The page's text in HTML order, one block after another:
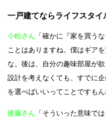
一戸建てならライフスタイ
小松さん 「確かに『家を買う
ことはありますね。僕はギア
な。後は、自分の趣味部屋が
設計を考えなくても、すでに
を選べばいいってことですもん
後藤さん 「そういった意味で